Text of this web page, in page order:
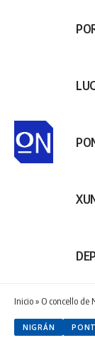
Inicio» O concello de Nigrán
NIGRÁN